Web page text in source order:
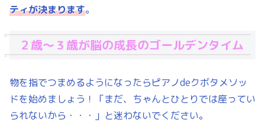
ティが決まります。
２歳～３歳が脳の成長のゴールデンタイム
物を指でつまめるようになったらピアノdeクボタメソッ
ドを始めましょう！「まだ、ちゃんとひとりでは座ってい
られないから・・・」と迷わないでください。